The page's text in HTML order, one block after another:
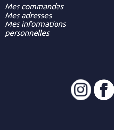
Mes commandes
Mes adresses
Mes informations
personnelles